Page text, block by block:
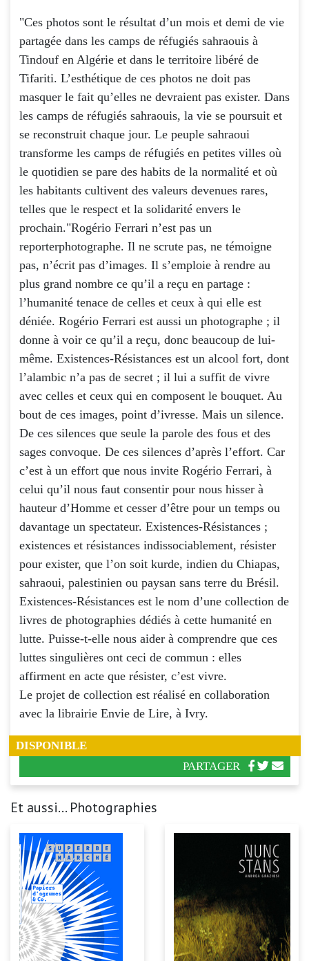
"Ces photos sont le résultat d’un mois et demi de vie
partagée dans les camps de réfugiés sahraouis à
Tindouf en Algérie et dans le territoire libéré de
Tifariti. L’esthétique de ces photos ne doit pas
masquer le fait qu’elles ne devraient pas exister. Dans
les camps de réfugiés sahraouis, la vie se poursuit et
se reconstruit chaque jour. Le peuple sahraoui
transforme les camps de réfugiés en petites villes où
le quotidien se pare des habits de la normalité et où
les habitants cultivent des valeurs devenues rares,
telles que le respect et la solidarité envers le
prochain."Rogério Ferrari n’est pas un
reporterphotographe. Il ne scrute pas, ne témoigne
pas, n’écrit pas d’images. Il s’emploie à rendre au
plus grand nombre ce qu’il a reçu en partage :
l’humanité tenace de celles et ceux à qui elle est
déniée. Rogério Ferrari est aussi un photographe ; il
donne à voir ce qu’il a reçu, donc beaucoup de lui-
même. Existences-Résistances est un alcool fort, dont
l’alambic n’a pas de secret ; il lui a suffit de vivre
avec celles et ceux qui en composent le bouquet. Au
bout de ces images, point d’ivresse. Mais un silence.
De ces silences que seule la parole des fous et des
sages convoque. De ces silences d’après l’effort. Car
c’est à un effort que nous invite Rogério Ferrari, à
celui qu’il nous faut consentir pour nous hisser à
hauteur d’Homme et cesser d’être pour un temps ou
davantage un spectateur. Existences-Résistances ;
existences et résistances indissociablement, résister
pour exister, que l’on soit kurde, indien du Chiapas,
sahraoui, palestinien ou paysan sans terre du Brésil.
Existences-Résistances est le nom d’une collection de
livres de photographies dédiés à cette humanité en
lutte. Puisse-t-elle nous aider à comprendre que ces
luttes singulières ont ceci de commun : elles
affirment en acte que résister, c’est vivre.
Le projet de collection est réalisé en collaboration
avec la librairie Envie de Lire, à Ivry.
DISPONIBLE
PARTAGER
Et aussi... Photographies